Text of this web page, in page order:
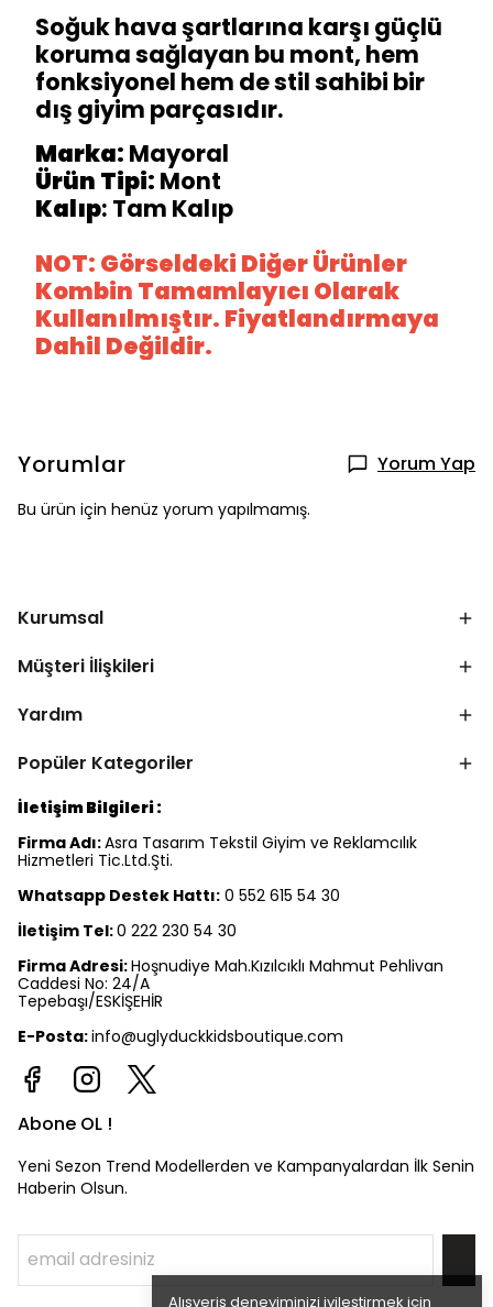
Alışveriş deneyiminizi iyileştirmek için
Soğuk hava şartlarına karşı güçlü
koruma sağlayan bu mont, hem
fonksiyonel hem de stil sahibi bir
dış giyim parçasıdır.
Marka: Mayoral
Ürün Tipi: Mont
Kalıp: Tam Kalıp
NOT: Görseldeki Diğer Ürünler
Kombin Tamamlayıcı Olarak
Kullanılmıştır. Fiyatlandırmaya
Dahil Değildir.
Yorumlar Yorum Yap
Bu ürün için henüz yorum yapılmamış.
Kurumsal
Müşteri İlişkileri
Yardım
Popüler Kategoriler
İletişim Bilgileri :
Firma Adı:Asra Tasarım Tekstil Giyim ve Reklamcılık
Hizmetleri Tic.Ltd.Şti.
Whatsapp Destek Hattı: 0 552 615 54 30
İletişim Tel:0 222 230 54 30
Firma Adresi:Hoşnudiye Mah.Kızılcıklı Mahmut Pehlivan
Caddesi No: 24/A
Tepebaşı/ESKİŞEHİR
E-Posta:info@uglyduckkidsboutique.com
Abone OL !
Yeni Sezon Trend Modellerden ve Kampanyalardan İlk Senin
Haberin Olsun.